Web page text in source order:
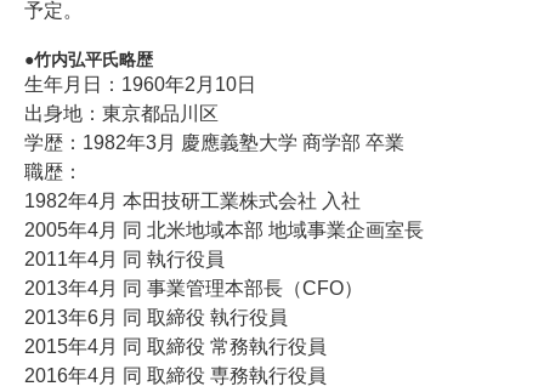
予定。
竹内弘平氏略歴
生年月日：1960年2月10日
出身地：東京都品川区
学歴：1982年3月 慶應義塾大学 商学部 卒業
職歴：
1982年4月 本田技研工業株式会社 入社
2005年4月 同 北米地域本部 地域事業企画室長
2011年4月 同 執行役員
2013年4月 同 事業管理本部長（CFO）
2013年6月 同 取締役 執行役員
2015年4月 同 取締役 常務執行役員
2016年4月 同 取締役 専務執行役員